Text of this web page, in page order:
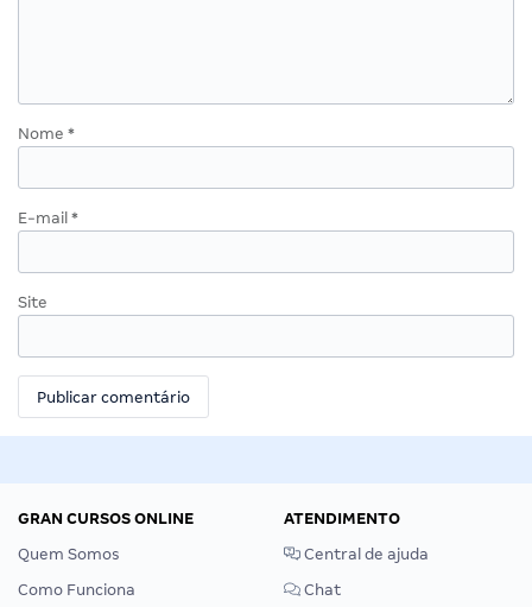
Nome *
E-mail *
Site
GRAN CURSOS ONLINE
Quem Somos
Como Funciona
ATENDIMENTO
Central de ajuda
Chat